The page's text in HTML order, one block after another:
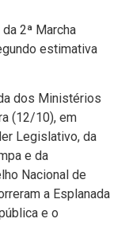
2ª Marcha
estimativa
dos Ministérios
(12/10), em
Legislativo, da
e da
Nacional de
a Esplanada
e o